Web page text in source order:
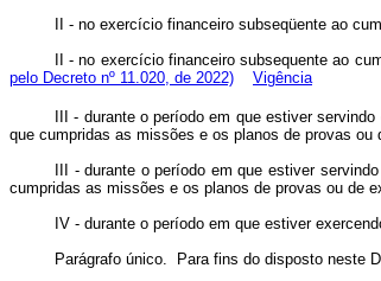
II - no exercício financeiro subseqüente ao
II - no exercício financeiro subsequente ao
pelo Decreto nº 11.020, de 2022)
Vigência
III - durante o período em que estiver
que cumpridas as missões e os planos de provas
III - durante o período em que estiver
cumpridas as missões e os planos de provas ou
IV - durante o período em que estiver
Parágrafo único. Para fins do disposto